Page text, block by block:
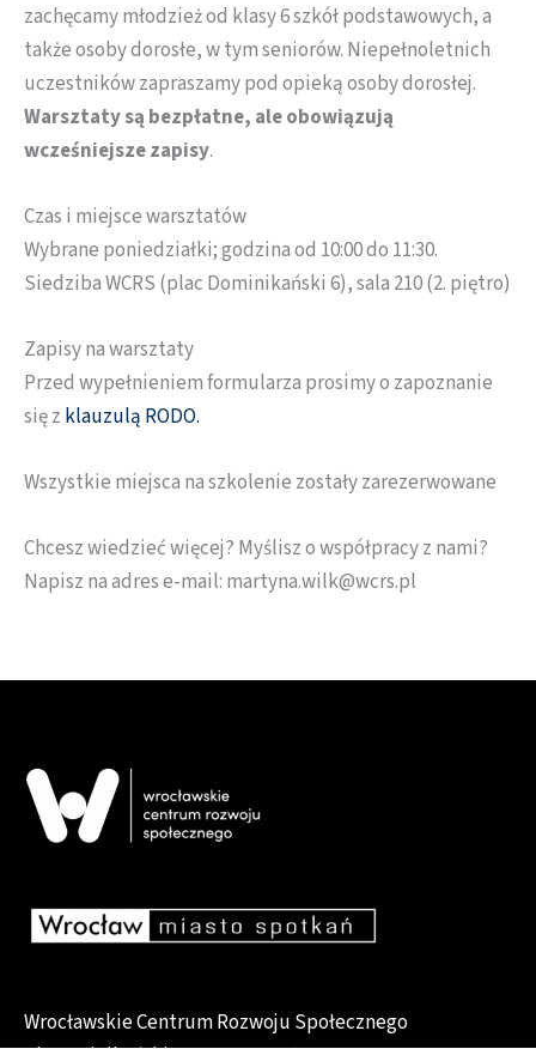
zachęcamy młodzież od klasy 6 szkół podstawowych, a
także osoby dorosłe, w tym seniorów. Niepełnoletnich
uczestników zapraszamy pod opieką osoby dorosłej.
Warsztaty są bezpłatne, ale obowiązują
wcześniejsze zapisy.
Czas i miejsce warsztatów
Wybrane poniedziałki; godzina od 10:00 do 11:30.
Siedziba WCRS (plac Dominikański 6), sala 210 (2. piętro)
Zapisy na warsztaty
Przed wypełnieniem formularza prosimy o zapoznanie
się z klauzulą RODO.
Wszystkie miejsca na szkolenie zostały zarezerwowane
Chcesz wiedzieć więcej? Myślisz o współpracy z nami?
Napisz na adres e-mail: martyna.wilk@wcrs.pl
Wrocławskie Centrum Rozwoju Społecznego